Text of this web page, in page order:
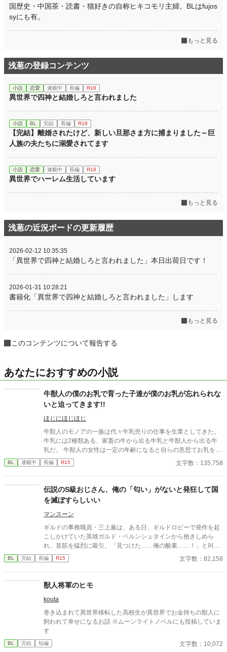
国歴史・中国茶・読書・猫好きの自称ヒキコモリ主婦。BLはfujos
syにも有。
もっと見る
浅葱の登録コンテンツ
小説 恋愛 連載中 長編 R18
異世界で四神と結婚しろと言われました
小説 BL 完結 長編 R18
【完結】離婚されたけど、新しい旦那さま方に捕まりました～巨
人族の夫たちに溺愛されてます
小説 恋愛 連載中 長編 R18
異世界でハーレム生活しています
もっと見る
浅葱の近況ボードの更新履歴
2026-02-12 10:35:35
「異世界で四神と結婚しろと言われました」本日出荷日です！
2026-01-31 10:28:21
書籍化「異世界で四神と結婚しろと言われました」します
もっと見る
このコンテンツについて報告する
あなたにおすすめの小説
牛獣人の僕のお乳で育った子達が僕のお乳が忘れられな
いと迫ってきます!!
ほじにほじほじ
牛獣人のモノアの一族は代々牛乳売りの仕事を生業としてきた。
牛乳には2種類ある、家畜の牛から出る牛乳と牛獣人から出る牛
乳だ。 牛獣人の女性は一定の年齢になると自らの意思てお乳を出
すことが出来る。 そして、僕たち家族普段は家畜の牛の牛乳を売
っているが母と姉達の牛乳は濃厚で喉越しや舌触りが良いお貴族
子息様がお乳を呑まないと相談を受けたのが全ての始まりー 母や
姉達の牛乳を詰めた哺乳瓶を与えてみても、母や姉達のお乳を直
接与えてみても飲んでくれない赤子。 そんな時ふと赤子と目が合
うと僕を見て何かを訴えてくるー 「え？僕のお乳が飲みたい
の？」 「僕はまだ子供でしかも男だからでないよ。」 「え？何言
ってるの姉さん達！僕のお乳に牛乳を垂らして飲ませてみろだな
んて！そんなの上手くいくわけ…え、飲んでるよ？え？」 そんな
こんなで、お乳を呑まない赤子が飲んだ噂は広がり他のお貴族様
達にもうちの子がお乳を飲んでくれないの！と言う相談を受け
たえた子達が僕のお乳が忘れられないと迫ってきます!! 「僕はお
乳を貸しただけで牛乳は母さんと姉さん達のなのに！どうしてこ
うなった!?」 ＊ 総受けで、固定カプを決めるかはまだまだ不明で
す。 いいね♡やお気に入り登録☆をしてくださいますと励みにな
ります(＞＜) 誤字脱字、言葉使いが変な所がありましたら脳内変
換して頂けますと幸いです。
BL 連載中 長編 R15 文字数：135,758
伝説のS級おじさん、俺の「匂い」がないと発狂して国
を滅ぼすらしいい
マンスーン
ギルドの事務職員・三上薫は、ある日、ギルドロビーで発作を起
こしかけていた英雄ガルド・ベルンシュタインから抱きしめら
れ、首筋を猛烈に吸引。「見つけた……俺の酸素……！」と叫
び、離れなくなってしまう。 最強おじさん(変態)×ギルドの事務職
員(平凡) 世界観が現代日本、異世界ごちゃ混ぜ設定になっており
BL 完結 長編 R15 文字数：82,158
獣人将軍のヒモ
kouta
巻き込まれて異世界移転した高校生が異世界でお金持ちの獣人に
飼われて幸せになるお話 ※ムーンライトノベルにも投稿していま
す
BL 完結 短編 文字数：10,072